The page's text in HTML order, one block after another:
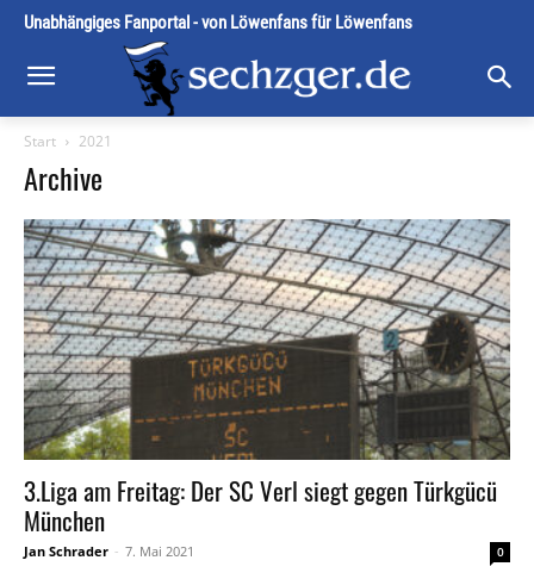
Unabhängiges Fanportal - von Löwenfans für Löwenfans
Start 2021
Archive
3.Liga am Freitag: Der SC Verl siegt gegen Türkgücü
München
Jan Schrader - 7. Mai 2021 0